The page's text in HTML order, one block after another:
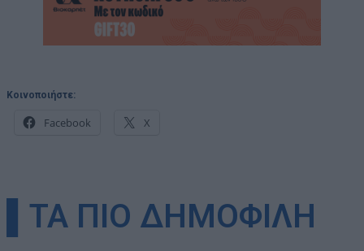
Κοινοποιήστε:
Facebook X
▌ΤΑ ΠΙΟ ΔΗΜΟΦΙΛΗ